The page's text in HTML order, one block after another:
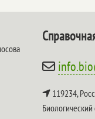
119234,